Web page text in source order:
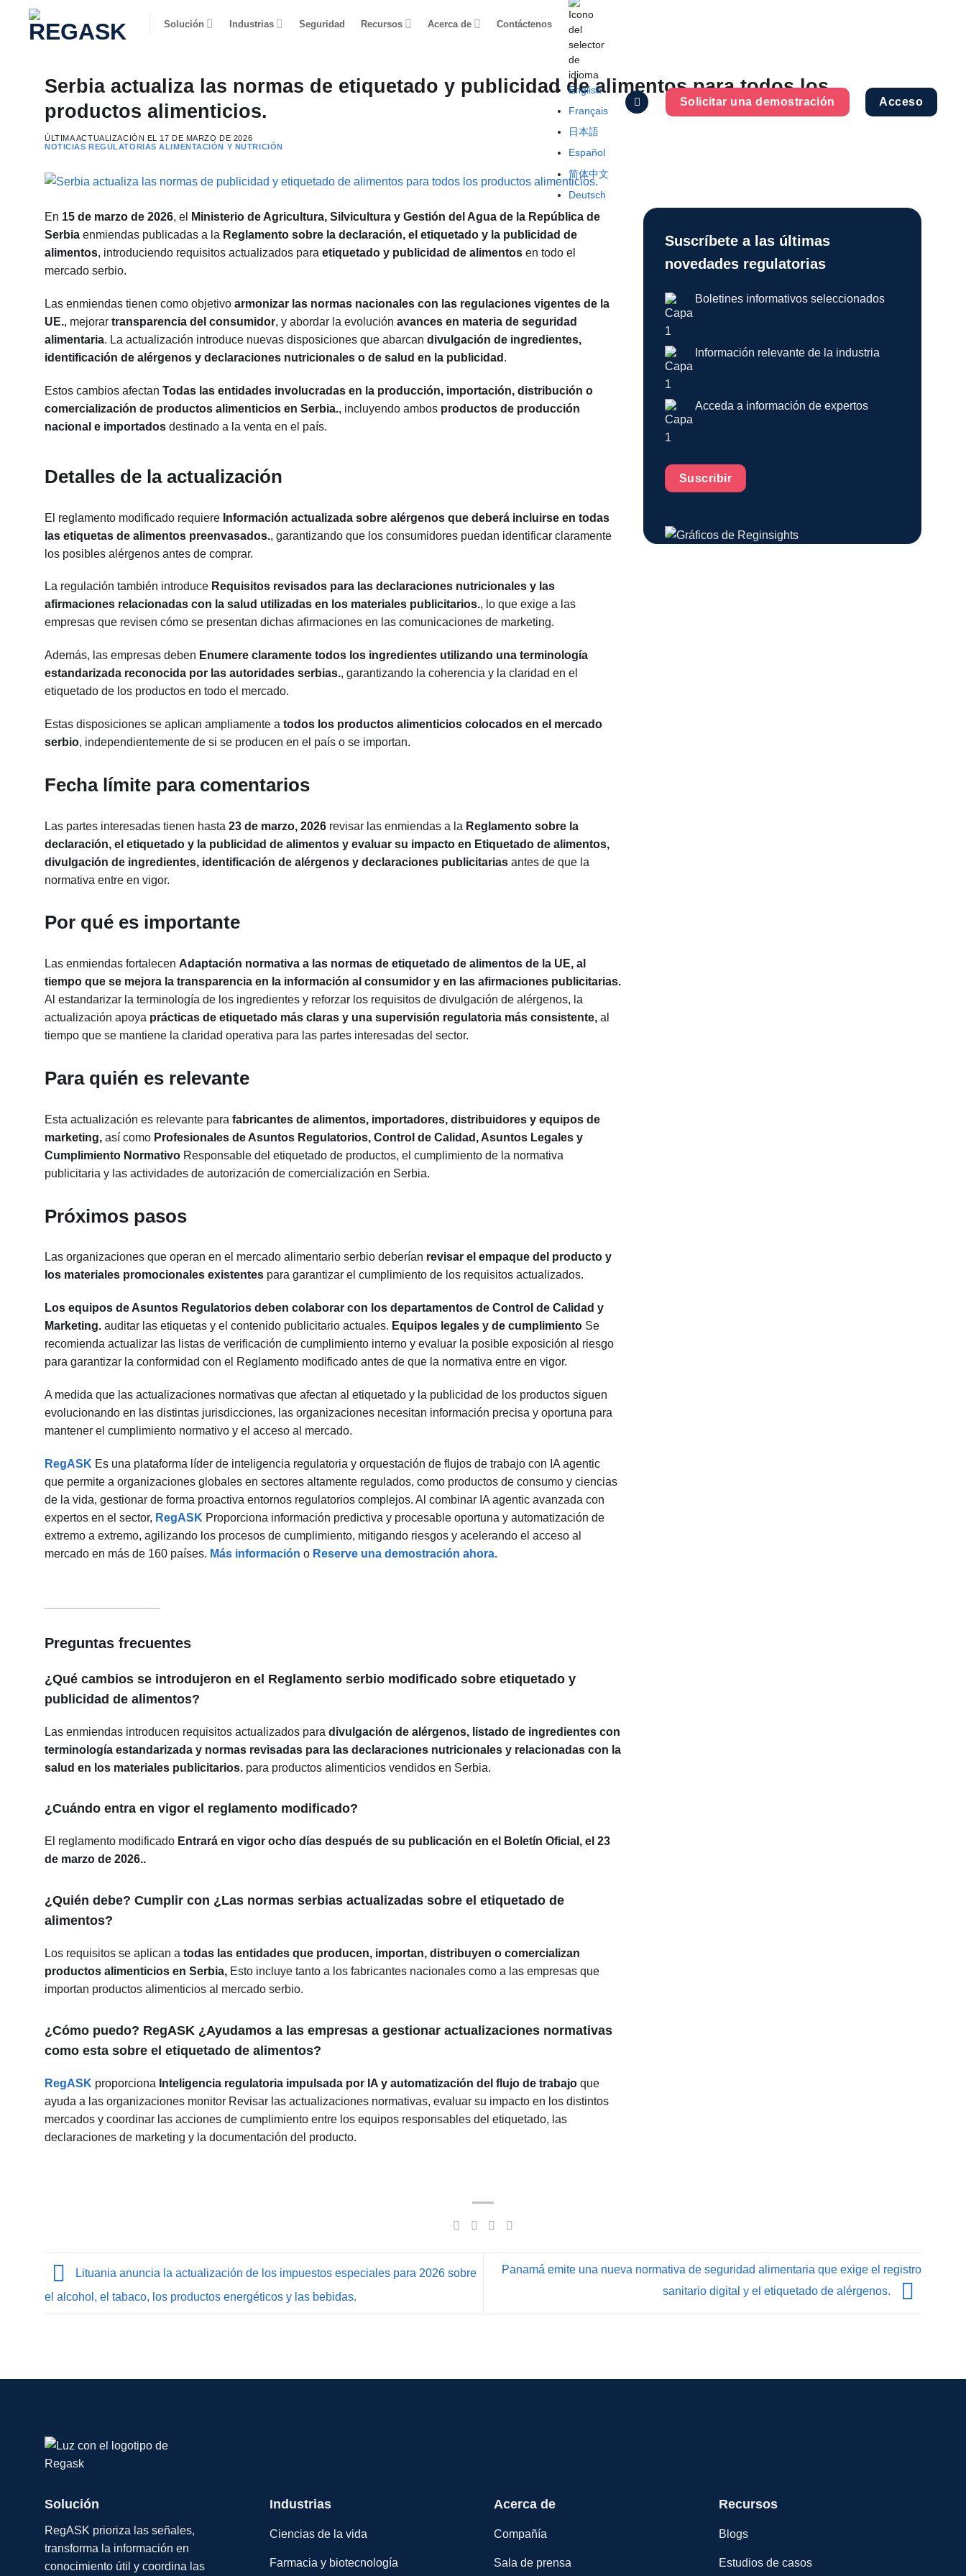
Saltar
Solución Industrias Seguridad Recursos Acerca de Contáctenos
English
Français
日本語
Español
简体中文
Deutsch
Solicitar una demostración Acceso
Serbia actualiza las normas de etiquetado y publicidad de alimentos para todos los
productos alimenticios.
ÚLTIMA ACTUALIZACIÓN EL 17 DE MARZO DE 2026
NOTICIAS REGULATORIAS ALIMENTACIÓN Y NUTRICIÓN
En 15 de marzo de 2026, el
Ministerio de Agricultura, Silvicultura y Gestión del Agua de la República de
Serbia enmiendas publicadas a la Reglamento sobre la declaración, el etiquetado y la publicidad de
alimentos, introduciendo requisitos actualizados para etiquetado y publicidad de alimentos en todo el
mercado serbio.
Las enmiendas tienen como objetivo armonizar las normas nacionales con las regulaciones vigentes de la
UE., mejorar transparencia del consumidor, y abordar la evolución avances en materia de seguridad
alimentaria. La actualización introduce nuevas disposiciones que abarcan divulgación de ingredientes,
identificación de alérgenos y declaraciones nutricionales o de salud en la publicidad .
Estos cambios afectan Todas las entidades involucradas en la producción, importación, distribución o
comercialización de productos alimenticios en Serbia., incluyendo ambos productos de producción
nacional e importados destinado a la venta en el país.
Detalles de la actualización
El reglamento modificado requiere Información actualizada sobre alérgenos que deberá incluirse en todas
las etiquetas de alimentos preenvasados., garantizando que los consumidores puedan identificar claramente
los posibles alérgenos antes de comprar.
La regulación también introduce Requisitos revisados para las declaraciones nutricionales y las
afirmaciones relacionadas con la salud utilizadas en los materiales publicitarios., lo que exige a las
empresas que revisen cómo se presentan dichas afirmaciones en las comunicaciones de marketing.
Además, las empresas deben Enumere claramente todos los ingredientes utilizando una terminología
estandarizada reconocida por las autoridades serbias., garantizando la coherencia y la claridad en el
etiquetado de los productos en todo el mercado.
Estas disposiciones se aplican ampliamente a todos los productos alimenticios colocados en el mercado
serbio, independientemente de si se producen en el país o se importan.
Fecha límite para comentarios
Las partes interesadas tienen hasta 23 de marzo, 2026 revisar las enmiendas a la Reglamento sobre la
declaración, el etiquetado y la publicidad de alimentos y evaluar su impacto en Etiquetado de alimentos,
divulgación de ingredientes, identificación de alérgenos y declaraciones publicitarias antes de que la
normativa entre en vigor.
Por qué es importante
Las enmiendas fortalecen Adaptación normativa a las normas de etiquetado de alimentos de la UE, al
tiempo que se mejora la transparencia en la información al consumidor y en las afirmaciones publicitarias.
Al estandarizar la terminología de los ingredientes y reforzar los requisitos de divulgación de alérgenos, la
actualización apoya prácticas de etiquetado más claras y una supervisión regulatoria más consistente, al
tiempo que se mantiene la claridad operativa para las partes interesadas del sector.
Para quién es relevante
Esta actualización es relevante para fabricantes de alimentos, importadores, distribuidores y equipos de
marketing, así como Profesionales de Asuntos Regulatorios, Control de Calidad, Asuntos Legales y
Cumplimiento Normativo Responsable del etiquetado de productos, el cumplimiento de la normativa
publicitaria y las actividades de autorización de comercialización en Serbia.
Próximos pasos
Las organizaciones que operan en el mercado alimentario serbio deberían revisar el empaque del producto y
los materiales promocionales existentes para garantizar el cumplimiento de los requisitos actualizados.
Los equipos de Asuntos Regulatorios deben colaborar con los departamentos de Control de Calidad y
Marketing. auditar las etiquetas y el contenido publicitario actuales. Equipos legales y de cumplimiento Se
recomienda actualizar las listas de verificación de cumplimiento interno y evaluar la posible exposición al riesgo
para garantizar la conformidad con el Reglamento modificado antes de que la normativa entre en vigor.
A medida que las actualizaciones normativas que afectan al etiquetado y la publicidad de los productos siguen
evolucionando en las distintas jurisdicciones, las organizaciones necesitan información precisa y oportuna para
mantener el cumplimiento normativo y el acceso al mercado.
RegASK Es una plataforma líder de inteligencia regulatoria y orquestación de flujos de trabajo con IA agentic
que permite a organizaciones globales en sectores altamente regulados, como productos de consumo y ciencias
de la vida, gestionar de forma proactiva entornos regulatorios complejos. Al combinar IA agentic avanzada con
expertos en el sector, RegASK Proporciona información predictiva y procesable oportuna y automatización de
extremo a extremo, agilizando los procesos de cumplimiento, mitigando riesgos y acelerando el acceso al
mercado en más de 160 países. Más información o Reserve una demostración ahora.
Preguntas frecuentes
¿Qué cambios se introdujeron en el Reglamento serbio modificado sobre etiquetado y
publicidad de alimentos?
Las enmiendas introducen requisitos actualizados para divulgación de alérgenos, listado de ingredientes con
terminología estandarizada y normas revisadas para las declaraciones nutricionales y relacionadas con la
salud en los materiales publicitarios. para productos alimenticios vendidos en Serbia.
¿Cuándo entra en vigor el reglamento modificado?
El reglamento modificado Entrará en vigor ocho días después de su publicación en el Boletín Oficial, el 23
de marzo de 2026..
¿Quién debe? Cumplir con ¿Las normas serbias actualizadas sobre el etiquetado de
alimentos?
Los requisitos se aplican a todas las entidades que producen, importan, distribuyen o comercializan
productos alimenticios en Serbia, Esto incluye tanto a los fabricantes nacionales como a las empresas que
importan productos alimenticios al mercado serbio.
¿Cómo puedo? RegASK ¿Ayudamos a las empresas a gestionar actualizaciones normativas
como esta sobre el etiquetado de alimentos?
RegASK proporciona Inteligencia regulatoria impulsada por IA y automatización del flujo de trabajo que
ayuda a las organizaciones monitor Revisar las actualizaciones normativas, evaluar su impacto en los distintos
mercados y coordinar las acciones de cumplimiento entre los equipos responsables del etiquetado, las
declaraciones de marketing y la documentación del producto.
Suscríbete a las últimas
novedades regulatorias
Boletines informativos seleccionados
Información relevante de la industria
Acceda a información de expertos
Suscribir
Lituania anuncia la actualización de los impuestos especiales para 2026 sobre
el alcohol, el tabaco, los productos energéticos y las bebidas.
Panamá emite una nueva normativa de seguridad alimentaria que exige el registro
sanitario digital y el etiquetado de alérgenos.
Solución
RegASK prioriza las señales,
transforma la información en
conocimiento útil y coordina las
Industrias
Ciencias de la vida
Farmacia y biotecnología
Acerca de
Compañía
Sala de prensa
Recursos
Blogs
Estudios de casos